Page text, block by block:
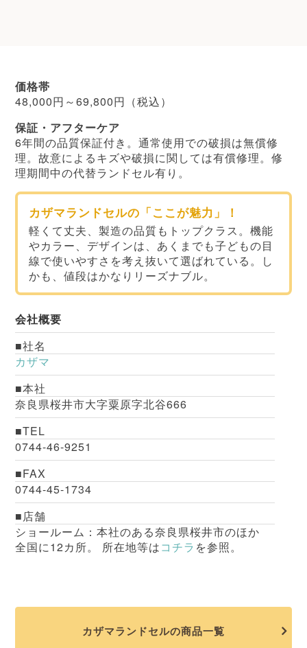
価格帯
48,000円～69,800円（税込）
保証・アフターケア
6年間の品質保証付き。通常使用での破損は無償修
理。故意によるキズや破損に関しては有償修理。修
理期間中の代替ランドセル有り。
カザマランドセルの「ここが魅力」！
軽くて丈夫、製造の品質もトップクラス。機能
やカラー、デザインは、あくまでも子どもの目
線で使いやすさを考え抜いて選ばれている。し
かも、値段はかなりリーズナブル。
会社概要
社名
カザマ
本社
奈良県桜井市大字粟原字北谷666
TEL
0744-46-9251
FAX
0744-45-1734
店舗
ショールーム：本社のある奈良県桜井市のほか
全国に12カ所。 所在地等はコチラ を参照。
カザマランドセルの商品一覧